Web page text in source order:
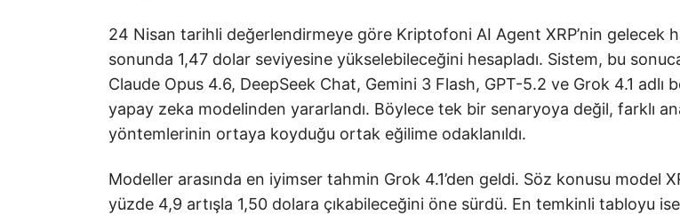
24 Nisan tarihli değerlendirmeye göre Kriptofoni AI Agent XRP’nin gelecek
sonunda 1,47 dolar seviyesine yükselebileceğini hesapladı. Sistem, bu
Claude Opus 4.6, DeepSeek Chat, Gemini 3 Flash, GPT-5.2 ve Grok 4.1 adlı
yapay zeka modelinden yararlandı. Böylece tek bir senaryoya değil, farklı
yöntemlerinin ortaya koyduğu ortak eğilime odaklanıldı.
Modeller arasında en iyimser tahmin Grok 4.1’den geldi. Söz konusu model
yüzde 4,9 artışla 1,50 dolara çıkabileceğini öne sürdü. En temkinli tabloyu